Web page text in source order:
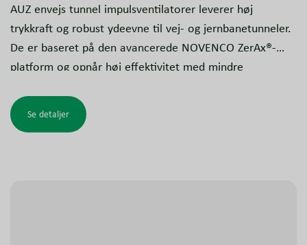
AUZ envejs tunnel impulsventilatorer leverer høj
trykkraft og robust ydeevne til vej- og jernbanetunneler.
De er baseret på den avancerede NOVENCO ZerAx®-
platform og opnår høj effektivitet med mindre
lydniveauer. Ud over standard tunnelventilation
understøtter AUZ-ventilatorerne røgkontrol og er testet
Se detaljer